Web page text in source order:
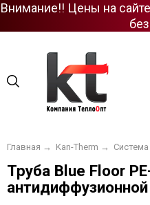
Внимание!! Цены на
Главная → Kan-Therm →
Труба Blue Floor